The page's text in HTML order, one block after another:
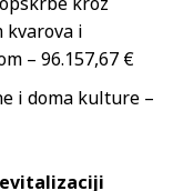
kvarova i
– 96.157,67 €
i doma kulture –